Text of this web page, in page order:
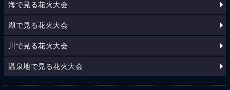
海で見る花火大会
湖で見る花火大会
川で見る花火大会
温泉地で見る花火大会